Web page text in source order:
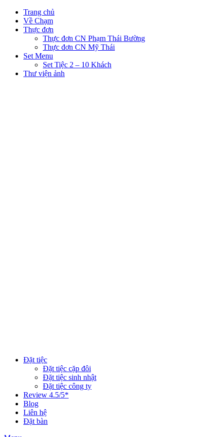
Trang chủ
Về Chạm
Thực đơn
Thực đơn CN Phạm Thái Bường
Thực đơn CN Mỹ Thái
Set Menu
Set Tiệc 2 – 10 Khách
Thư viện ảnh
Đặt tiệc
Đặt tiệc cặp đôi
Đặt tiệc sinh nhật
Đặt tiệc công ty
Review 4.5/5*
Blog
Liên hệ
Đặt bàn